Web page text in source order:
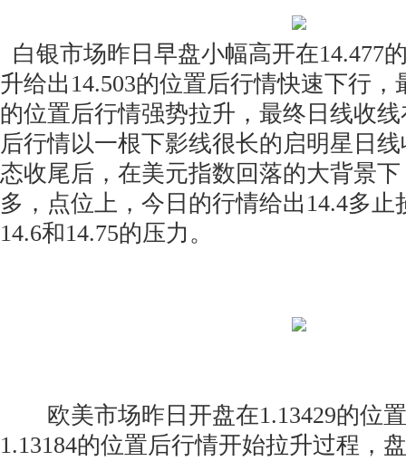
白银市场昨日早盘小幅高开在14.477
升给出14.503的位置后行情快速下行，
的位置后行情强势拉升，最终日线收线
后行情以一根下影线很长的启明星日
态收尾后，在美元指数回落的大背景
多，点位上，今日的行情给出14.4多止
14.6和14.75的压力。
欧美市场昨日开盘在1.13429的位
1.13184的位置后行情开始拉升过程，